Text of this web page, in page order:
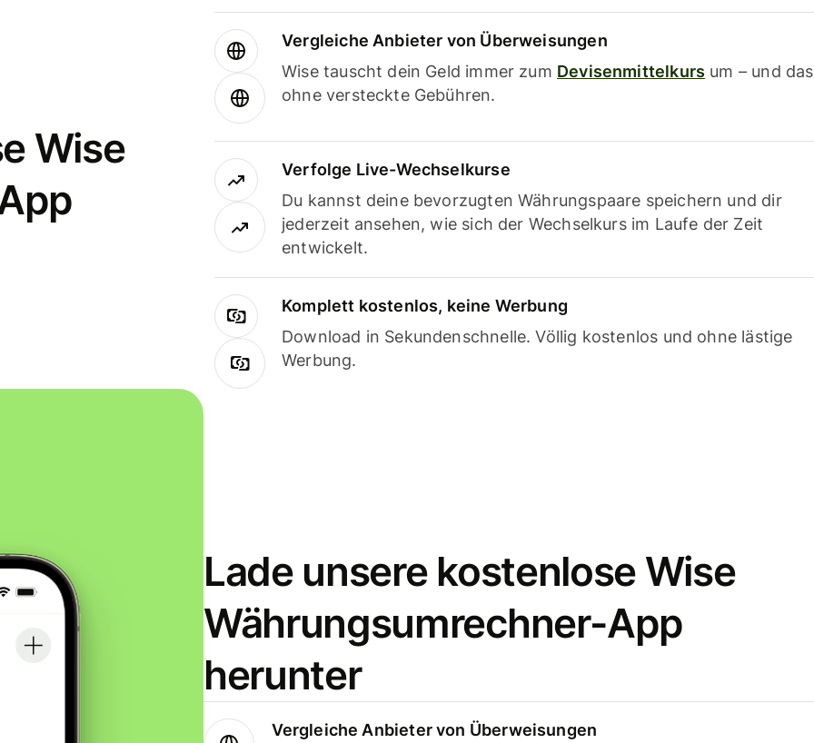
Wise
Vergleiche Anbieter von Überweisungen
Wise tauscht dein Geld immer zum Devisenmittelkurs um – und das
ohne versteckte Gebühren.
Verfolge Live-Wechselkurse
Du kannst deine bevorzugten Währungspaare speichern und dir
jederzeit ansehen, wie sich der Wechselkurs im Laufe der Zeit
entwickelt.
Komplett kostenlos, keine Werbung
Download in Sekundenschnelle. Völlig kostenlos und ohne lästige
Werbung.
Lade unsere kostenlose Wise
Währungsumrechner-App
herunter
Vergleiche Anbieter von Überweisungen